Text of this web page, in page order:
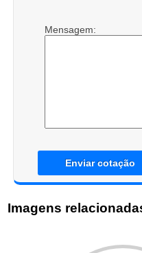
Mensagem:
Enviar cotação
Imagens